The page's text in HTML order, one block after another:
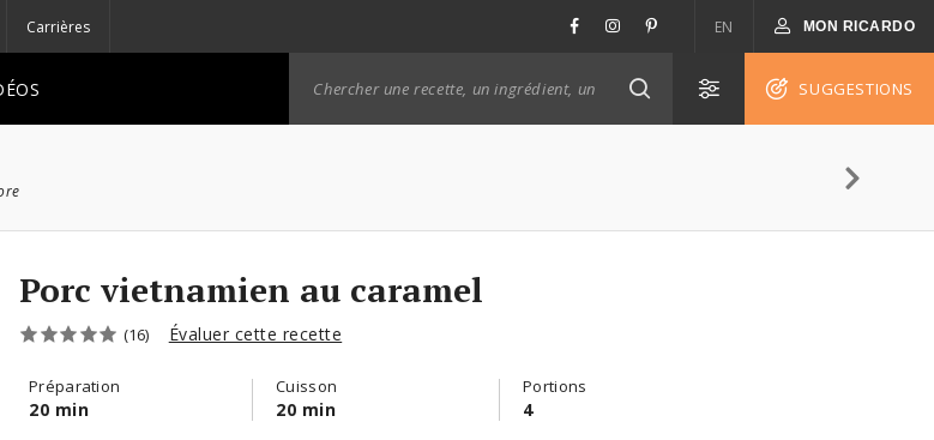
Carrières EN MON RICARDO
SUGGESTIONS
Porc vietnamien au caramel
(16) Évaluer cette recette
Préparation
20 min
Cuisson
20 min
Portions
4